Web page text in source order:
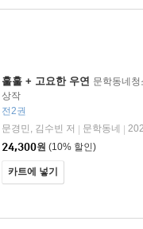
훌훌 + 고요한 우연 문학동네
상작
전2권
문경민, 김수빈 저
문학동네
24,300원 (10% 할인)
카트에 넣기